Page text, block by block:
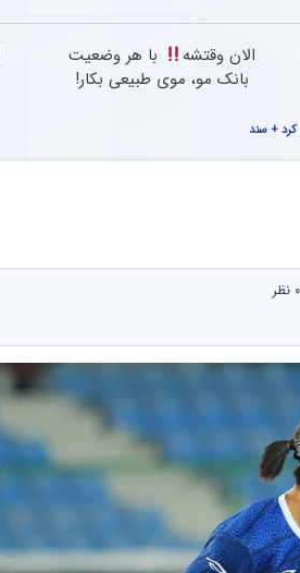
الان وقتشه
با هر وضعیت
بانک مو، موی طبیعی بکار!
+ سند
۰ نظر